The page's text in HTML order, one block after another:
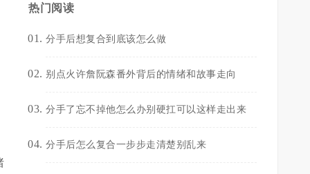
热门阅读
分手后想复合到底该怎么做
别点火许詹阮森番外背后的情绪和故事走向
分手了忘不掉他怎么办别硬扛可以这样走出来
分手后怎么复合一步步走清楚别乱来